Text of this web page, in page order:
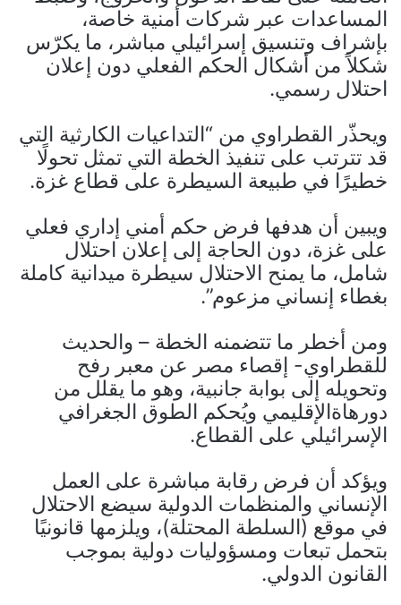
المساعدات عبر شركات أمنية خاصة،
بإشراف وتنسيق إسرائيلي مباشر، ما يكرّس
شكلاً من أشكال الحكم الفعلي دون إعلان
احتلال رسمي.
ويحذّر القطراوي من “التداعيات الكارثية التي
قد تترتب على تنفيذ الخطة التي تمثل تحولًا
خطيرًا في طبيعة السيطرة على قطاع غزة.
ويبين أن هدفها فرض حكم أمني إداري فعلي
على غزة، دون الحاجة إلى إعلان احتلال
شامل، ما يمنح الاحتلال سيطرة ميدانية كاملة
بغطاء إنساني مزعوم”.
ومن أخطر ما تتضمنه الخطة – والحديث
للقطراوي- إقصاء مصر عن معبر رفح
وتحويله إلى بوابة جانبية، وهو ما يقلل من
دورهاةالإقليمي ويُحكم الطوق الجغرافي
الإسرائيلي على القطاع.
ويؤكد أن فرض رقابة مباشرة على العمل
الإنساني والمنظمات الدولية سيضع الاحتلال
في موقع (السلطة المحتلة)، ويلزمها قانونيًا
بتحمل تبعات ومسؤوليات دولية بموجب
القانون الدولي.